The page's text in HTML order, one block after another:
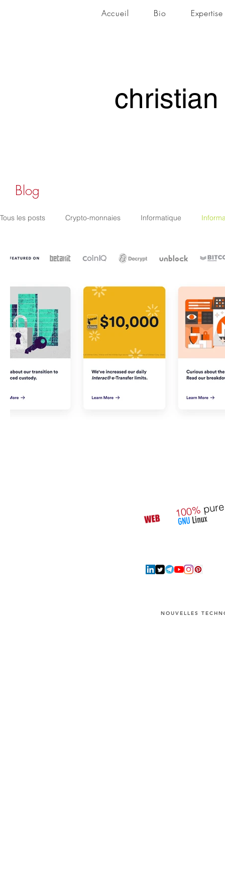
Accueil Bio Expertise
christian
christian
Tous les posts Crypto-monnaies Informatique
GNU Linux Ubuntu Debian Sécurité
Innovation technologique Internet des
Gaming Vintage Windows
Enseignement Cours et Formations Témoignages
Blog
GNULinux
100%pure
NOUVELLES